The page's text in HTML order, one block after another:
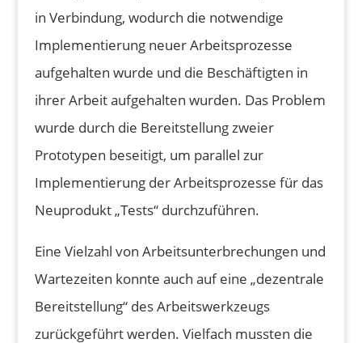
in Verbindung, wodurch die notwendige
Implementierung neuer Arbeitsprozesse
aufgehalten wurde und die Beschäftigten in
ihrer Arbeit aufgehalten wurden. Das Problem
wurde durch die Bereitstellung zweier
Prototypen beseitigt, um parallel zur
Implementierung der Arbeitsprozesse für das
Neuprodukt „Tests“ durchzuführen.
Eine Vielzahl von Arbeitsunterbrechungen und
Wartezeiten konnte auch auf eine „dezentrale
Bereitstellung“ des Arbeitswerkzeugs
zurückgeführt werden. Vielfach mussten die